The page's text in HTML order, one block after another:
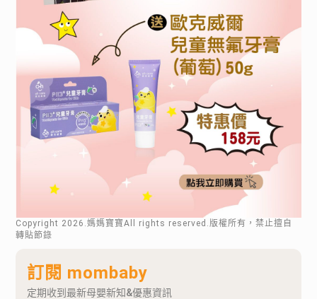
Copyright 2026 .媽媽寶寶All rights reserved.版權所有，禁止擅自
轉貼節錄
訂閱 mombaby
定期收到最新母嬰新知&優惠資訊